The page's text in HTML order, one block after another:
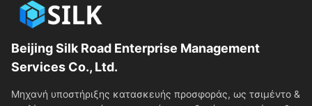
Beijing Silk Road Enterprise Management
Services Co., Ltd.
Μηχανή υποστήριξης κατασκευής προσφοράς, ως τσιμέντο &